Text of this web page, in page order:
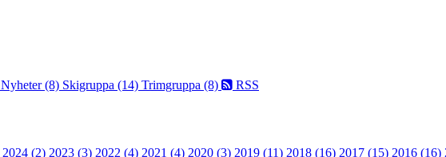
Nyheter (8) Skigruppa (14) Trimgruppa (8) RSS
2024 (2) 2023 (3) 2022 (4) 2021 (4) 2020 (3) 2019 (11) 2018 (16) 2017 (15) 2016 (16)